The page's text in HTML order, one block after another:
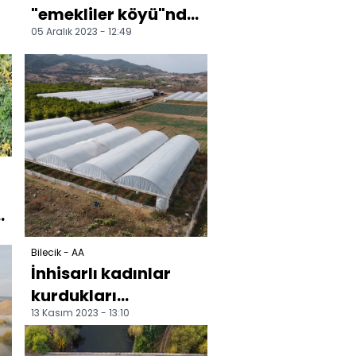
"emekliler köyü"nde
ikinci baharını eşi ve
güvercinleriyle geç...
05 Aralık 2023 - 12:49
Bilecik - AA
İnhisarlı kadınlar
kurdukları
kooperatifle
hayallerini
13 Kasım 2023 - 13:10